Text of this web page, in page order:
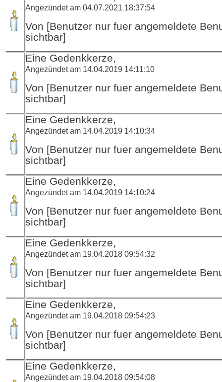
Angezündet am 04.07.2021 18:37:54
Von [Benutzer nur fuer angemeldete
sichtbar]
Eine Gedenkkerze,
Angezündet am 14.04.2019 14:11:10
Von [Benutzer nur fuer angemeldete
sichtbar]
Eine Gedenkkerze,
Angezündet am 14.04.2019 14:10:34
Von [Benutzer nur fuer angemeldete
sichtbar]
Eine Gedenkkerze,
Angezündet am 14.04.2019 14:10:24
Von [Benutzer nur fuer angemeldete
sichtbar]
Eine Gedenkkerze,
Angezündet am 19.04.2018 09:54:32
Von [Benutzer nur fuer angemeldete
sichtbar]
Eine Gedenkkerze,
Angezündet am 19.04.2018 09:54:23
Von [Benutzer nur fuer angemeldete
sichtbar]
Eine Gedenkkerze,
Angezündet am 19.04.2018 09:54:08